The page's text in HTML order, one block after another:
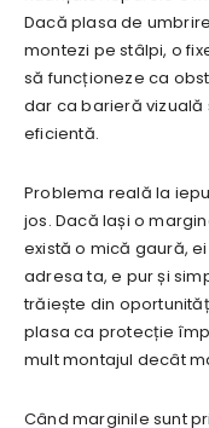
Dacă plasa de
montezi pe stâlpi, o
să funcționeze ca
dar ca barieră vizuală
eficientă.
Problema reală la
jos. Dacă lași o
există o mică gaură,
adresa ta, e pur și
trăiește din
plasa ca protecție
mult montajul decât
Când marginile sunt